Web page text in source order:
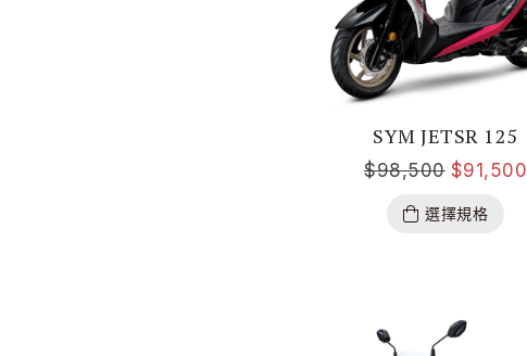
SYM JETSR 125
$98,500 $91,500
選擇規格